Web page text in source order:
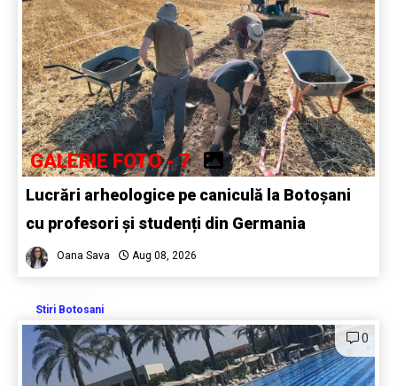
GALERIE FOTO - 7
Lucrări arheologice pe caniculă la Botoșani
cu profesori și studenți din Germania
Oana Sava Aug 08, 2026
Stiri Botosani
0